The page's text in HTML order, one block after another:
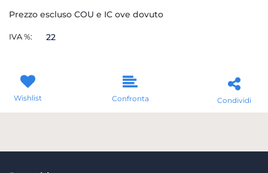
Prezzo escluso COU e IC ove dovuto
IVA %: 22
Wishlist Confronta Condividi